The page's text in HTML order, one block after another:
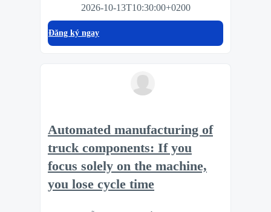
2026-10-13T10:30:00+0200
Đăng ký ngay
Automated manufacturing of
truck components: If you
focus solely on the machine,
you lose cycle time